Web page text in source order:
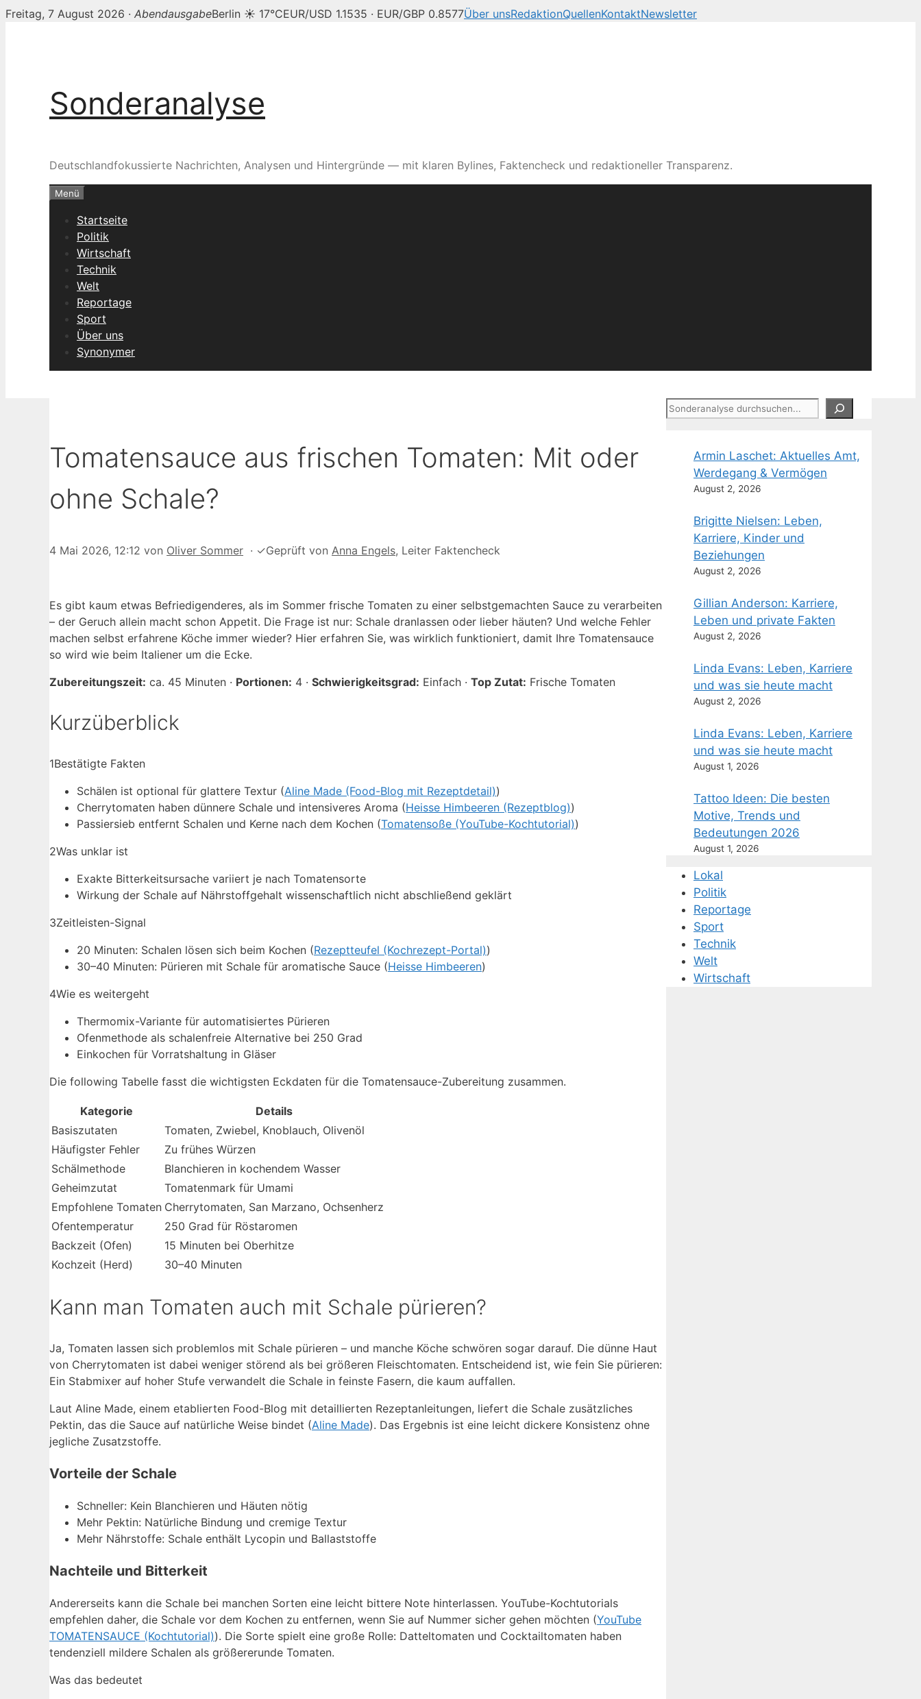
Freitag, 7 August 2026 · AbendausgabeBerlin ☀ 17°CEUR/USD 1.1535 · EUR/GBP 0.8577Über unsRedaktionQuellenKontaktNewsletter
Sonderanalyse
Deutschlandfokussierte Nachrichten, Analysen und Hintergründe — mit klaren Bylines, Faktencheck und redaktioneller Transparenz.
Menü
Startseite
Politik
Wirtschaft
Technik
Welt
Reportage
Sport
Über uns
Synonymer
Tomatensauce aus frischen Tomaten: Mit oder
ohne Schale?
4 Mai 2026, 12:12 von Oliver Sommer · ✓Geprüft von Anna Engels, Leiter Faktencheck
Es gibt kaum etwas Befriedigenderes, als im Sommer frische Tomaten zu einer selbstgemachten Sauce zu verarbeiten
– der Geruch allein macht schon Appetit. Die Frage ist nur: Schale dranlassen oder lieber häuten? Und welche Fehler
machen selbst erfahrene Köche immer wieder? Hier erfahren Sie, was wirklich funktioniert, damit Ihre Tomatensauce
so wird wie beim Italiener um die Ecke.
Zubereitungszeit: ca. 45 Minuten · Portionen: 4 · Schwierigkeitsgrad: Einfach · Top Zutat: Frische Tomaten
Kurzüberblick
1Bestätigte Fakten
Schälen ist optional für glattere Textur (Aline Made (Food-Blog mit Rezeptdetail))
Cherrytomaten haben dünnere Schale und intensiveres Aroma (Heisse Himbeeren (Rezeptblog))
Passiersieb entfernt Schalen und Kerne nach dem Kochen (Tomatensoße (YouTube-Kochtutorial))
2Was unklar ist
Exakte Bitterkeitsursache variiert je nach Tomatensorte
Wirkung der Schale auf Nährstoffgehalt wissenschaftlich nicht abschließend geklärt
3Zeitleisten-Signal
20 Minuten: Schalen lösen sich beim Kochen (Rezeptteufel (Kochrezept-Portal))
30–40 Minuten: Pürieren mit Schale für aromatische Sauce (Heisse Himbeeren)
4Wie es weitergeht
Thermomix-Variante für automatisiertes Pürieren
Ofenmethode als schalenfreie Alternative bei 250 Grad
Einkochen für Vorratshaltung in Gläser
Die following Tabelle fasst die wichtigsten Eckdaten für die Tomatensauce-Zubereitung zusammen.
Kategorie
Details
Basiszutaten
Tomaten, Zwiebel, Knoblauch, Olivenöl
Häufigster Fehler
Zu frühes Würzen
Schälmethode
Blanchieren in kochendem Wasser
Geheimzutat
Tomatenmark für Umami
Empfohlene Tomaten Cherrytomaten, San Marzano, Ochsenherz
Ofentemperatur
250 Grad für Röstaromen
Backzeit (Ofen)
15 Minuten bei Oberhitze
Kochzeit (Herd)
30–40 Minuten
Kann man Tomaten auch mit Schale pürieren?
Ja, Tomaten lassen sich problemlos mit Schale pürieren – und manche Köche schwören sogar darauf. Die dünne Haut
von Cherrytomaten ist dabei weniger störend als bei größeren Fleischtomaten. Entscheidend ist, wie fein Sie pürieren:
Ein Stabmixer auf hoher Stufe verwandelt die Schale in feinste Fasern, die kaum auffallen.
Laut Aline Made, einem etablierten Food-Blog mit detaillierten Rezeptanleitungen, liefert die Schale zusätzliches
Pektin, das die Sauce auf natürliche Weise bindet (Aline Made). Das Ergebnis ist eine leicht dickere Konsistenz ohne
jegliche Zusatzstoffe.
Vorteile der Schale
Schneller: Kein Blanchieren und Häuten nötig
Mehr Pektin: Natürliche Bindung und cremige Textur
Mehr Nährstoffe: Schale enthält Lycopin und Ballaststoffe
Nachteile und Bitterkeit
Andererseits kann die Schale bei manchen Sorten eine leicht bittere Note hinterlassen. YouTube-Kochtutorials
empfehlen daher, die Schale vor dem Kochen zu entfernen, wenn Sie auf Nummer sicher gehen möchten (YouTube
TOMATENSAUCE (Kochtutorial)). Die Sorte spielt eine große Rolle: Datteltomaten und Cocktailtomaten haben
tendenziell mildere Schalen als größererunde Tomaten.
Was das bedeutet
Suchen
Armin Laschet: Aktuelles Amt,
Werdegang & Vermögen
August 2, 2026
Brigitte Nielsen: Leben,
Karriere, Kinder und
Beziehungen
August 2, 2026
Gillian Anderson: Karriere,
Leben und private Fakten
August 2, 2026
Linda Evans: Leben, Karriere
und was sie heute macht
August 2, 2026
Linda Evans: Leben, Karriere
und was sie heute macht
August 1, 2026
Tattoo Ideen: Die besten
Motive, Trends und
Bedeutungen 2026
August 1, 2026
Lokal
Politik
Reportage
Sport
Technik
Welt
Wirtschaft